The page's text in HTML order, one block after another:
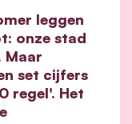
leggen
onze stad
Maar
set cijfers
regel'. Het